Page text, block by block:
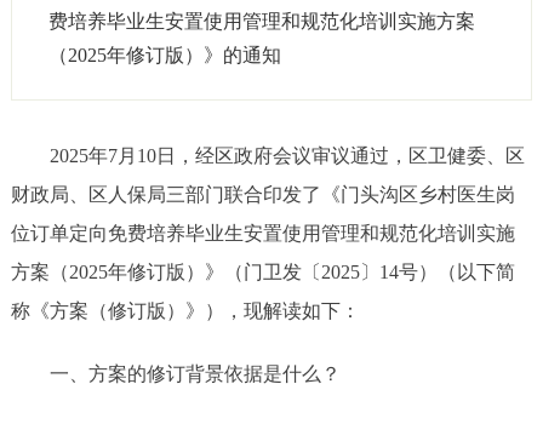
费培养毕业生安置使用管理和规范化培训实施方案
（2025年修订版）》的通知
2025年7月 10日 ，经区政府会议审议通过 ，区卫健委、区
财政局、区人保局三部门联合印发了《门头沟区乡村医生岗
位订单定向免费培养毕业生安置使用管理和规范化培训实施
方案（2025年修订版）》（门卫发〔2025〕 14号）（以下简
称《方案（修订版）》），现解读如下：
一、 方案的修订背景依据是什么？